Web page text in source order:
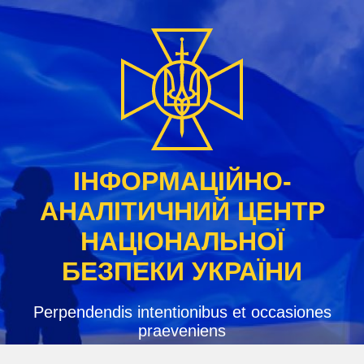
Skip
content
ІНФОРМАЦІЙНО-
АНАЛІТИЧНИЙ ЦЕНТР
НАЦІОНАЛЬНОЇ
БЕЗПЕКИ УКРАЇНИ
Perpendendis intentionibus et occasiones
praeveniens